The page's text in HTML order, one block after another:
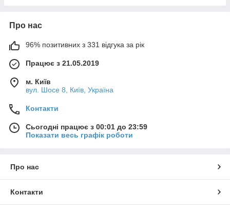
Про нас
96% позитивних з 331 відгука за рік
Працює з 21.05.2019
м. Київ
вул. Шосе 8, Київ, Україна
Контакти
Сьогодні працює з 00:01 до 23:59
Показати весь графік роботи
Про нас
Контакти